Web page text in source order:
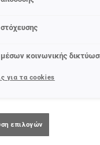
- θαμπή όψη -
αντίκτυπο στην
το #1 εμβληματικό
της κόπωσης
και καταπολεμά
κοινωνικής
για τα cookies
επιλογών